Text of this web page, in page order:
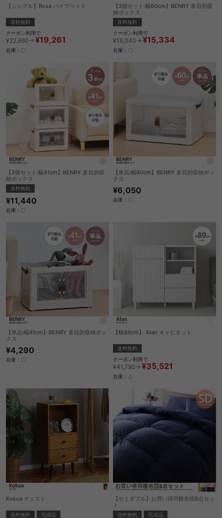
【シングル】Rosa パイプベッド
送料無料
クーポン利用で
¥22,660→ ¥19,261
在庫：〇
【3個セット:幅60cm】BENRY 多目的収
納ボックス
送料無料
クーポン利用で
¥18,040→ ¥15,334
在庫：〇
【3個セット:幅41cm】BENRY 多目的収
納ボックス
送料無料
¥11,440
在庫：〇
【単品:幅60cm】BENRY 多目的収納ボッ
クス
¥6,050
在庫：〇
【単品:幅41cm】BENRY 多目的収納ボッ
クス
¥4,290
在庫：〇
【幅89cm】 Alan キャビネット
送料無料
クーポン利用で
¥41,790→ ¥35,521
在庫：△
Kokoa チェスト
送料無料
完成品
【セミダブル】お買い得羽根布団8点セッ
ト
送料無料 完成品